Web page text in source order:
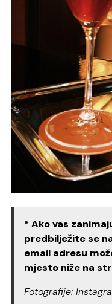
* Ako vas
predbilježite se
email adresu
mjesto niže na
Fotografije: